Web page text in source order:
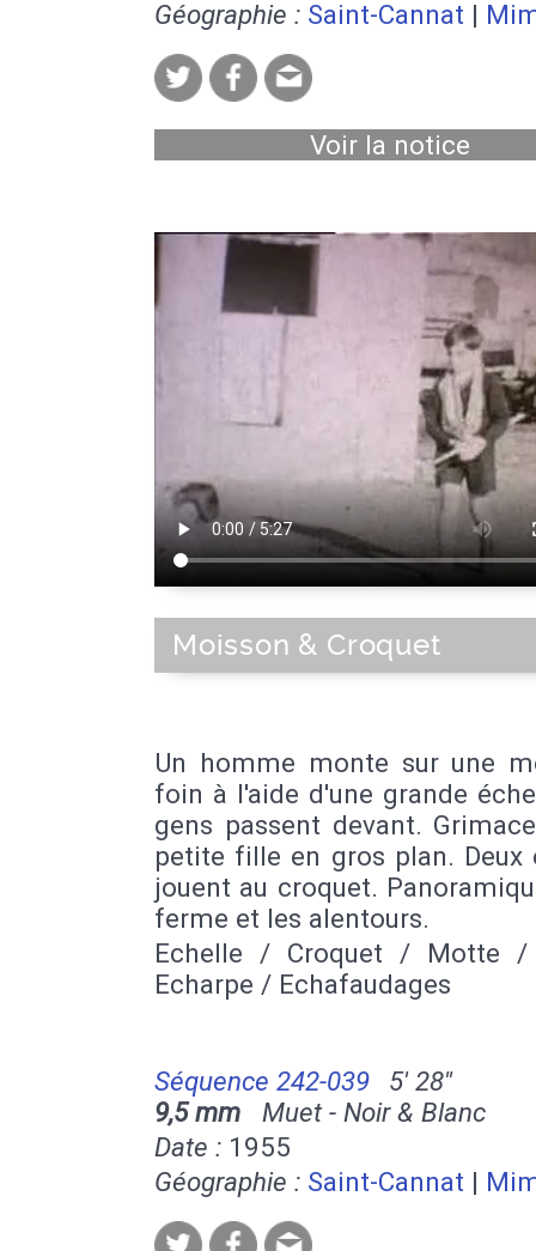
Géographie : Saint-Cannat |
Voir la notice
Moisson & Croquet
Un homme monte sur une
foin à l'aide d'une grande
gens passent devant.
petite fille en gros plan. Deux
jouent au croquet.
ferme et les alentours.
Echelle / Croquet / Motte
Echarpe / Echafaudages
Séquence 242-039
5' 28''
9,5 mm Muet - Noir & Blanc
Date : 1955
Géographie : Saint-Cannat |